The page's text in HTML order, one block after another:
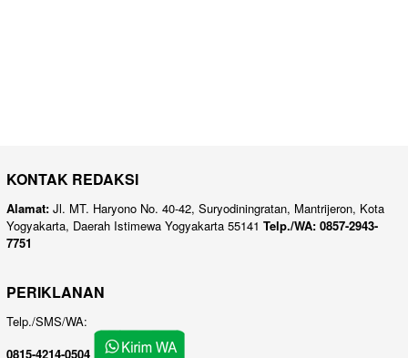
KONTAK REDAKSI
Alamat: Jl. MT. Haryono No. 40-42, Suryodiningratan, Mantrijeron, Kota
Yogyakarta, Daerah Istimewa Yogyakarta 55141 Telp./WA: 0857-2943-
7751
PERIKLANAN
Telp./SMS/WA: